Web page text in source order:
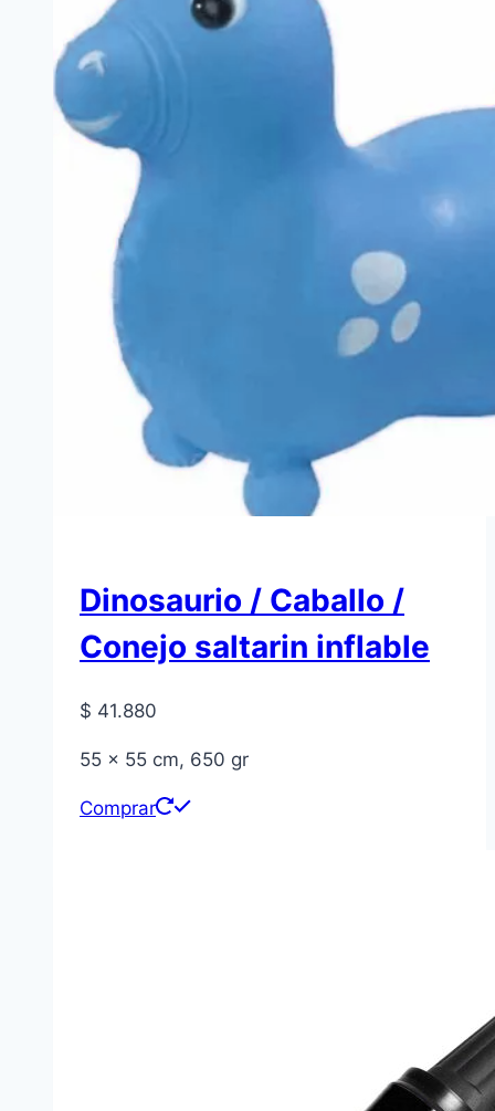
Dinosaurio / Caballo /
Conejo saltarin inflable
$ 41.880
55 x 55 cm, 650 gr
Comprar